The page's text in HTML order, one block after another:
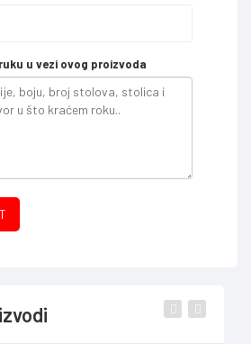
u vezi ovog proizvoda